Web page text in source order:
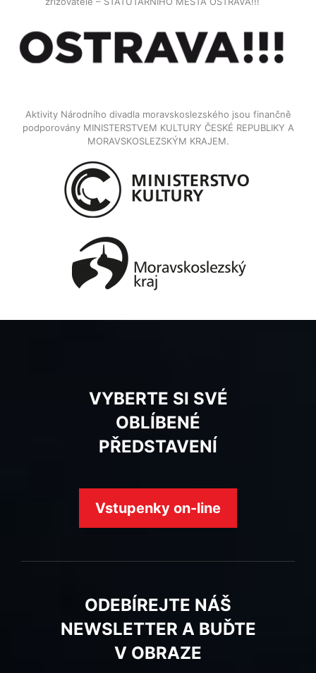
Aktivity Národního divadla moravskoslezského jsou finančně
podporovány MINISTERSTVEM KULTURY ČESKÉ REPUBLIKY A
MORAVSKOSLEZSKÝM KRAJEM.
VYBERTE SI SVÉ
OBLÍBENÉ
PŘEDSTAVENÍ
Vstupenky on-line
ODEBÍREJTE NÁŠ
NEWSLETTER A BUĎTE
V OBRAZE